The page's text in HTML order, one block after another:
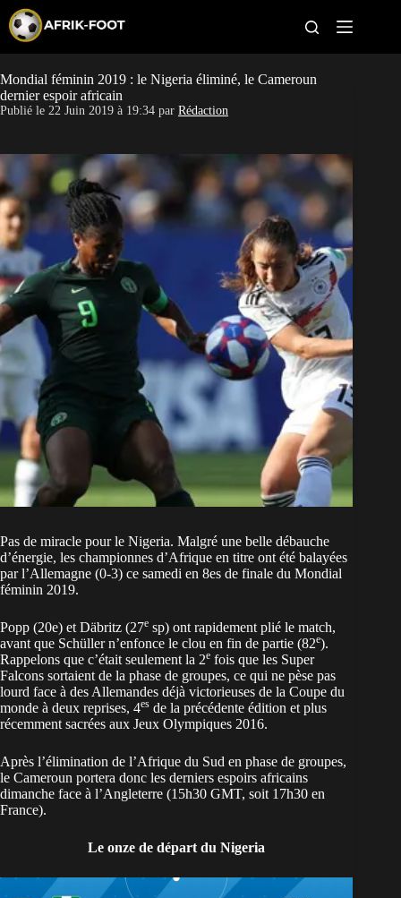
p
t
o
c
o
t
n
t
CAN féminine
Pays
Clubs
Classement
Paris sportifs
Mondial féminin 2019 : le Nigeria éliminé, le Cameroun
dernier espoir africain
Publié le 22 Juin 2019 à 19:34 par Rédaction
Pas de miracle pour le Nigeria. Malgré une belle débauche
d’énergie, les championnes d’Afrique en titre ont été balayées
par l’Allemagne (0-3) ce samedi en 8es de finale du Mondial
féminin 2019.
Popp (20e) et Däbritz (27e sp) ont rapidement plié le match,
avant que Schüller n’enfonce le clou en fin de partie (82e).
Rappelons que c’était seulement la 2e fois que les Super
Falcons sortaient de la phase de groupes, ce qui ne pèse pas
lourd face à des Allemandes déjà victorieuses de la Coupe du
monde à deux reprises, 4es de la précédente édition et plus
récemment sacrées aux Jeux Olympiques 2016.
Après l’élimination de l’Afrique du Sud en phase de groupes,
le Cameroun portera donc les derniers espoirs africains
dimanche face à l’Angleterre (15h30 GMT, soit 17h30 en
France).
Le onze de départ du Nigeria